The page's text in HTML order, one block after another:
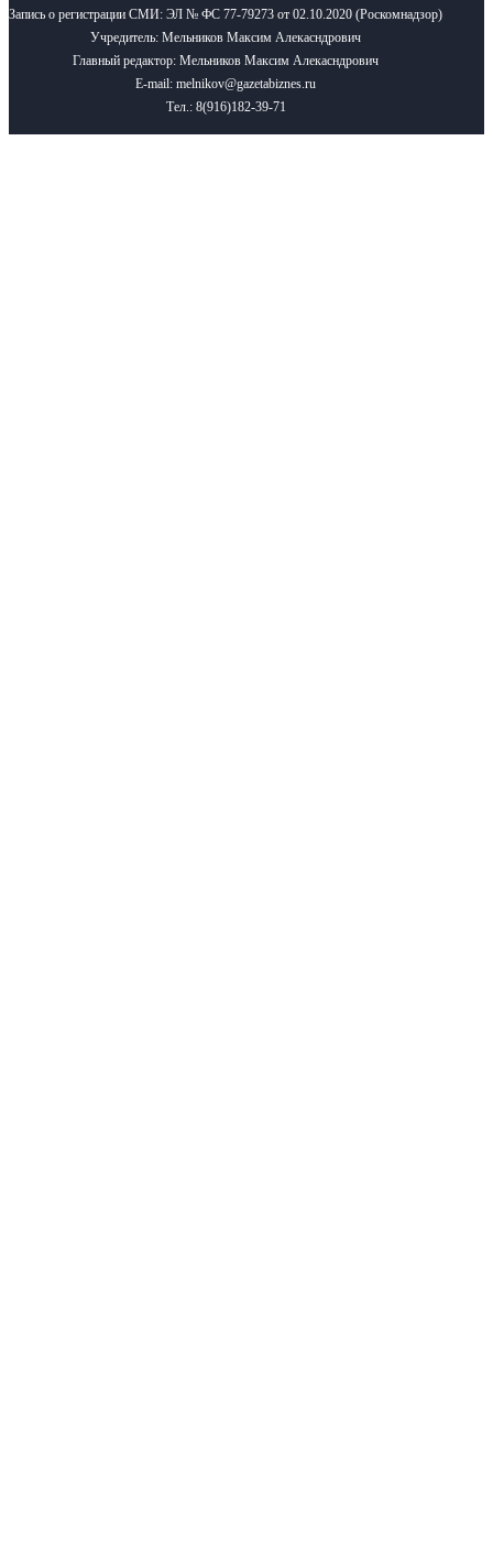
Запись о регистрации СМИ: ЭЛ № ФС 77-79273 от 02.10.2020 (Роскомнадзор)
Учредитель: Мельников Максим Алекасндрович
Главный редактор: Мельников Максим Алекасндрович
E-mail: melnikov@gazetabiznes.ru
Тел.: 8(916)182-39-71